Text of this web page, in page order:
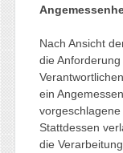
Nach Ansicht
die
ein
Stattdessen
die